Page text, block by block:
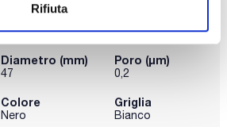
Rifiuta
Diametro (mm)
47
Poro (µm)
0,2
Colore
Nero
Griglia
Bianco